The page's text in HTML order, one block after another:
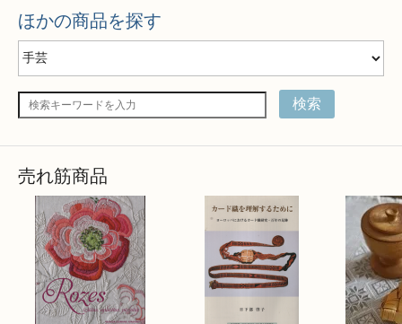
ほかの商品を探す
検索
売れ筋商品